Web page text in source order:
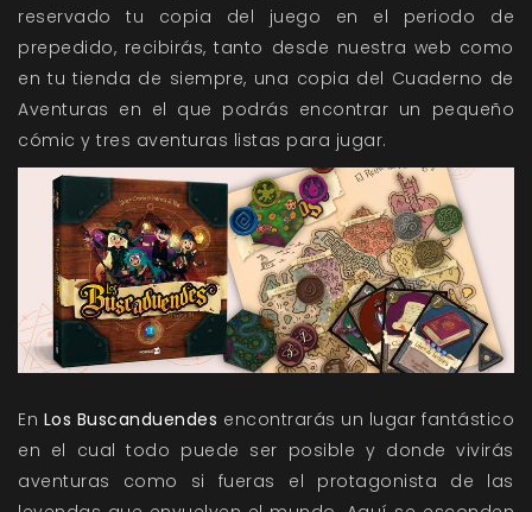
reservado tu copia del juego en el periodo de
prepedido, recibirás, tanto desde nuestra web como
en tu tienda de siempre, una copia del Cuaderno de
Aventuras en el que podrás encontrar un pequeño
cómic y tres aventuras listas para jugar.
En Los Buscanduendes encontrarás un lugar fantástico
en el cual todo puede ser posible y donde vivirás
aventuras como si fueras el protagonista de las